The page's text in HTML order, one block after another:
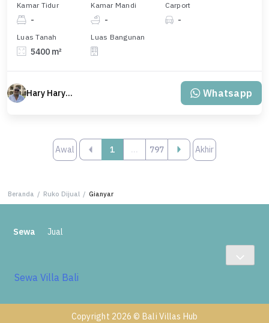
Kamar Tidur
-
Kamar Mandi
-
Carport
-
Luas Tanah
5400 m²
Luas Bangunan
Hary Haryono Whatsapp
Awal ‹ 1 ... 797 Akhir
Beranda / Ruko Dijual / Gianyar
Sewa Jual
Sewa Villa Bali
Copyright 2026 © Bali Villas Hub